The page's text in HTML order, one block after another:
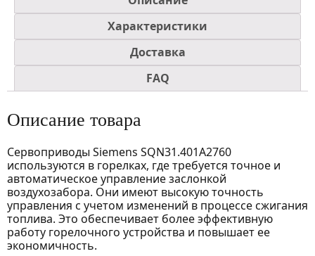
Характеристики
Доставка
FAQ
Описание товара
Сервоприводы Siemens SQN31.401A2760
используются в горелках, где требуется точное и
автоматическое управление заслонкой
воздухозабора. Они имеют высокую точность
управления с учетом изменений в процессе сжигания
топлива. Это обеспечивает более эффективную
работу горелочного устройства и повышает ее
экономичность.